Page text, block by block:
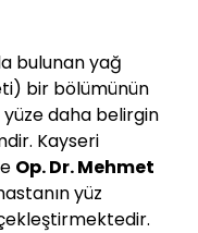
bulunan yağ
bir bölümünün
daha belirgin
Kayseri
Op. Dr. Mehmet
yüz